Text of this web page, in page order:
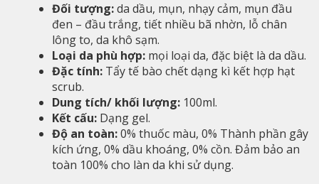
Đối tượng:da dầu, mụn, nhạy cảm, mụn đầu
đen – đầu trắng, tiết nhiều bã nhờn, lỗ chân
lông to, da khô sạm.
Loại da phù hợp: mọi loại da, đặc biệt là da dầu.
Đặc tính: Tẩy tế bào chết dạng kì kết hợp hạt
scrub.
Dung tích/ khối lượng: 100ml.
Kết cấu: Dạng gel.
Độ an toàn:0% thuốc màu, 0% Thành phần gây
kích ứng, 0% dầu khoáng, 0% cồn. Đảm bảo an
toàn 100% cho làn da khi sử dụng.